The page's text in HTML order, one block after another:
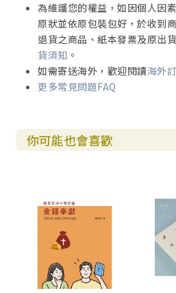
為維護您的權益，如因個人因
原狀並依原包裝包好，於收到
退貨之商品、紙本發票及原出
貨須知 。
如需寄送海外，歡迎閱讀海外
更多常見問題FAQ
你可能也會喜歡